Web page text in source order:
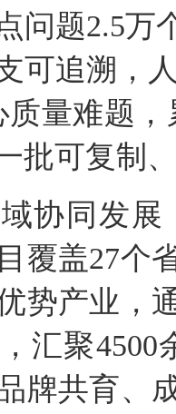
问题2.5万
可追溯，
质量难题
批可复制
协同发
覆盖27个
势产业，
汇聚4500
牌共育、